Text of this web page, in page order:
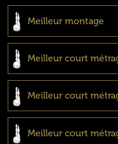
Meilleur montage
Meilleur court
Meilleur court
Meilleur court